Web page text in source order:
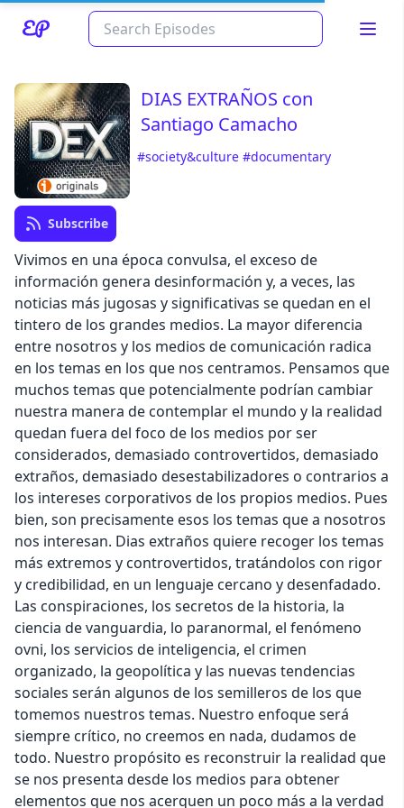
Read about our content policieshere
Cancel
DIAS EXTRAÑOS con
Santiago Camacho
#society&culture #documentary
Subscribe
Vivimos en una época convulsa, el exceso de
información genera desinformación y, a veces, las
noticias más jugosas y significativas se quedan en el
tintero de los grandes medios. La mayor diferencia
entre nosotros y los medios de comunicación radica
en los temas en los que nos centramos. Pensamos que
muchos temas que potencialmente podrían cambiar
nuestra manera de contemplar el mundo y la realidad
quedan fuera del foco de los medios por ser
considerados, demasiado controvertidos, demasiado
extraños, demasiado desestabilizadores o contrarios a
los intereses corporativos de los propios medios. Pues
bien, son precisamente esos los temas que a nosotros
nos interesan. Dias extraños quiere recoger los temas
más extremos y controvertidos, tratándolos con rigor
y credibilidad, en un lenguaje cercano y desenfadado.
Las conspiraciones, los secretos de la historia, la
ciencia de vanguardia, lo paranormal, el fenómeno
ovni, los servicios de inteligencia, el crimen
organizado, la geopolítica y las nuevas tendencias
sociales serán algunos de los semilleros de los que
tomemos nuestros temas. Nuestro enfoque será
siempre crítico, no creemos en nada, dudamos de
todo. Nuestro propósito es reconstruir la realidad que
se nos presenta desde los medios para obtener
elementos que nos acerquen un poco más a la verdad
Cancel